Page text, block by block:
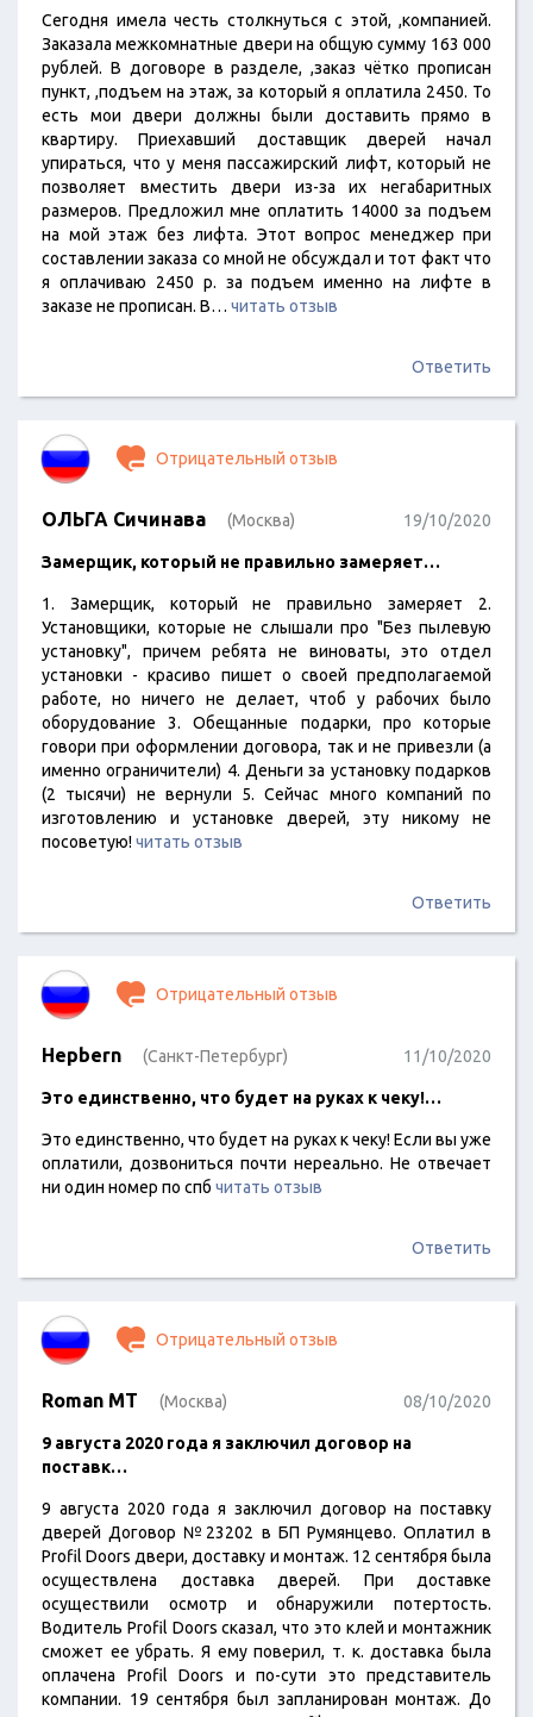
Сегодня имела честь столкнуться с этой, ,компанией.
Заказала межкомнатные двери на общую сумму 163 000
рублей. В договоре в разделе, ,заказ чётко прописан
пункт, ,подъем на этаж, за который я оплатила 2450. То
есть мои двери должны были доставить прямо в
квартиру. Приехавший доставщик дверей начал
упираться, что у меня пассажирский лифт, который не
позволяет вместить двери из-за их негабаритных
размеров. Предложил мне оплатить 14000 за подъем
на мой этаж без лифта. Этот вопрос менеджер при
составлении заказа со мной не обсуждал и тот факт что
я оплачиваю 2450 р. за подъем именно на лифте в
заказе не прописан. В… читать отзыв
Ответить
Отрицательный отзыв
ОЛЬГА Сичинава (Москва) 19/10/2020
Замерщик, который не правильно замеряет…
1. Замерщик, который не правильно замеряет 2.
Установщики, которые не слышали про "Без пылевую
установку", причем ребята не виноваты, это отдел
установки - красиво пишет о своей предполагаемой
работе, но ничего не делает, чтоб у рабочих было
оборудование 3. Обещанные подарки, про которые
говори при оформлении договора, так и не привезли (а
именно ограничители) 4. Деньги за установку подарков
(2 тысячи) не вернули 5. Сейчас много компаний по
изготовлению и установке дверей, эту никому не
посоветую!читать отзыв
Ответить
Отрицательный отзыв
Hepbern (Санкт-Петербург) 11/10/2020
Это единственно, что будет на руках к чеку!…
Это единственно, что будет на руках к чеку! Если вы уже
оплатили, дозвониться почти нереально. Не отвечает
ни один номер по спб читать отзыв
Ответить
Отрицательный отзыв
Roman MT (Москва) 08/10/2020
9 августа 2020 года я заключил договор на
поставк…
9 августа 2020 года я заключил договор на поставку
дверей Договор №23202 в БП Румянцево. Оплатил в
Profil Doors двери, доставку и монтаж. 12 сентября была
осуществлена доставка дверей. При доставке
осуществили осмотр и обнаружили потертость.
Водитель Profil Doors сказал, что это клей и монтажник
сможет ее убрать. Я ему поверил, т. к. доставка была
оплачена Profil Doors и по-сути это представитель
компании. 19 сентября был запланирован монтаж. До